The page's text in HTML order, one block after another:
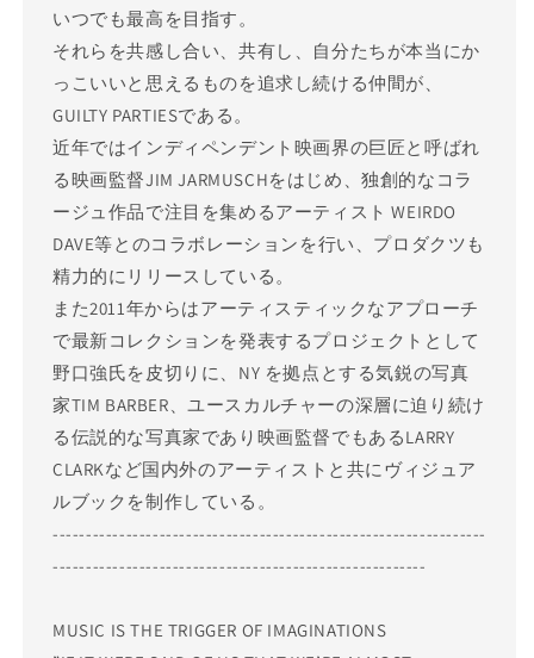
いつでも最高を目指す。
それらを共感し合い、共有し、自分たちが本当にか
っこいいと思えるものを追求し続ける仲間が、
GUILTY PARTIESである。
近年ではインディペンデント映画界の巨匠と呼ばれ
る映画監督JIM JARMUSCHをはじめ、独創的なコラ
ージュ作品で注目を集めるアーティスト WEIRDO
DAVE等とのコラボレーションを行い、プロダクツも
精力的にリリースしている。
また2011年からはアーティスティックなアプローチ
で最新コレクションを発表するプロジェクトとして
野口強氏を皮切りに、NY を拠点とする気鋭の写真
家TIM BARBER、ユースカルチャーの深層に迫り続け
る伝説的な写真家であり映画監督でもあるLARRY
CLARKなど国内外のアーティストと共にヴィジュア
ルブックを制作している。
-----------------------------------------------------------------
--------------------------------------------------------
MUSIC IS THE TRIGGER OF IMAGINATIONS